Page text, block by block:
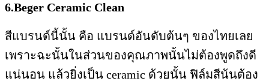
6.Beger Ceramic Clean
สีแบรนด์นี้นั้น คือ แบรนด์อันดับต้นๆ ของไทยเลย
เพราะฉะนั้นในส่วนของคุณภาพนั้นไม่ต้องพูดถึงดี
แน่นอน แล้วยิ่งเป็น ceramic ด้วยนั้น ฟิล์มสีน้นต้อง